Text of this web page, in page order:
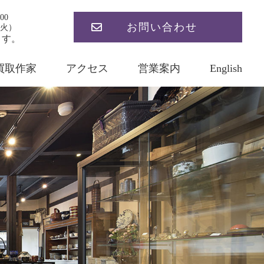
）
。
お問い合わせ
取作家 アクセス 営業案内 English